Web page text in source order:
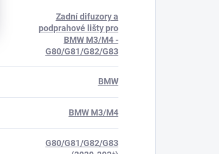
Zadní difuzory a
podprahové lišty pro
BMW M3/M4 -
G80/G81/G82/G83
BMW
BMW M3/M4
G80/G81/G82/G83